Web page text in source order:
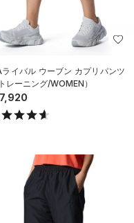
イバル ウーブン カプリパンツ
トレーニング/WOMEN）